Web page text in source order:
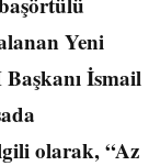
Yeni
İsmail
olarak, “Az